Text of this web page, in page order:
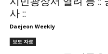
[대전소식] 청정임산
시민광장서 열려 등 ::
사 ::
Daejeon Weekly